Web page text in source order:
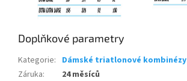
Doplňkové parametry
Kategorie: Dámské triatlonové kombinézy
Záruka:
24 měsíců